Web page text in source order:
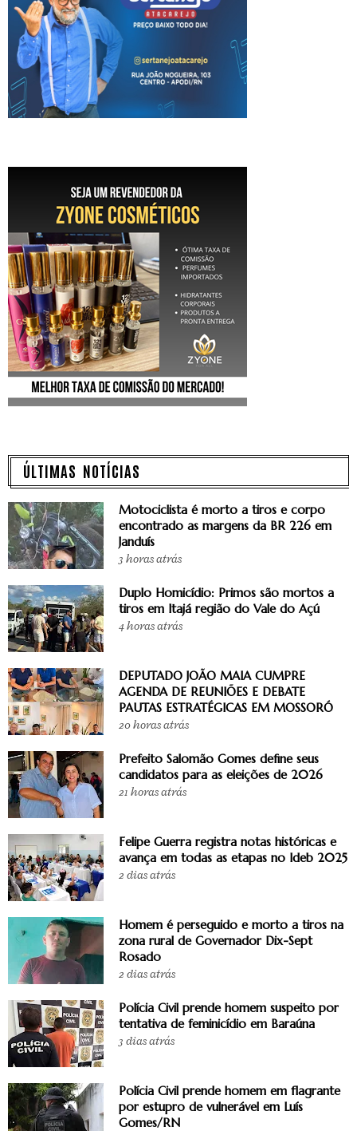
ÚLTIMAS NOTÍCIAS
Motociclista é morto a tiros e corpo
encontrado as margens da BR 226 em
Janduís
3 horas atrás
Duplo Homicídio: Primos são mortos a
tiros em Itajá região do Vale do Açú
4 horas atrás
DEPUTADO JOÃO MAIA CUMPRE
AGENDA DE REUNIÕES E DEBATE
PAUTAS ESTRATÉGICAS EM MOSSORÓ
20 horas atrás
Prefeito Salomão Gomes define seus
candidatos para as eleições de 2026
21 horas atrás
Felipe Guerra registra notas históricas e
avança em todas as etapas no Ideb 2025
2 dias atrás
Homem é perseguido e morto a tiros na
zona rural de Governador Dix-Sept
Rosado
2 dias atrás
Polícia Civil prende homem suspeito por
tentativa de feminicídio em Baraúna
3 dias atrás
Polícia Civil prende homem em flagrante
por estupro de vulnerável em Luís
Gomes/RN